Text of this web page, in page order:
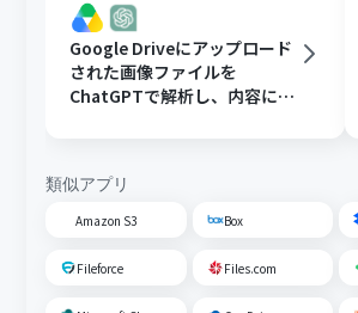
Google Driveにアップロード
された画像ファイルを
ChatGPTで解析し、内容に応
類似アプリ
Amazon S3 Box
Fileforce Files.com